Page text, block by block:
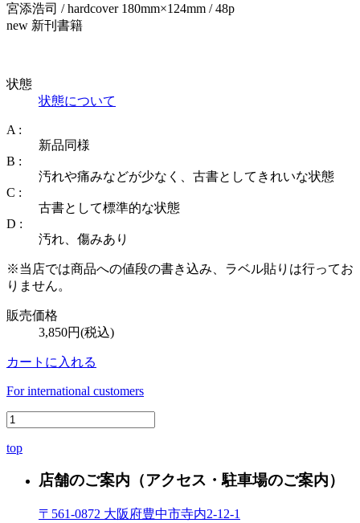
宮添浩司 / hardcover 180mm×124mm / 48p
new 新刊書籍
状態
状態について
A :
新品同様
B :
汚れや痛みなどが少なく、古書としてきれいな状態
C :
古書として標準的な状態
D :
汚れ、傷みあり
※当店では商品への値段の書き込み、ラベル貼りは行ってお
りません。
販売価格
3,850円(税込)
カートに入れる
For international customers
top
店舗のご案内 （アクセス・駐車場のご案内）
〒561-0872 大阪府豊中市寺内2-12-1